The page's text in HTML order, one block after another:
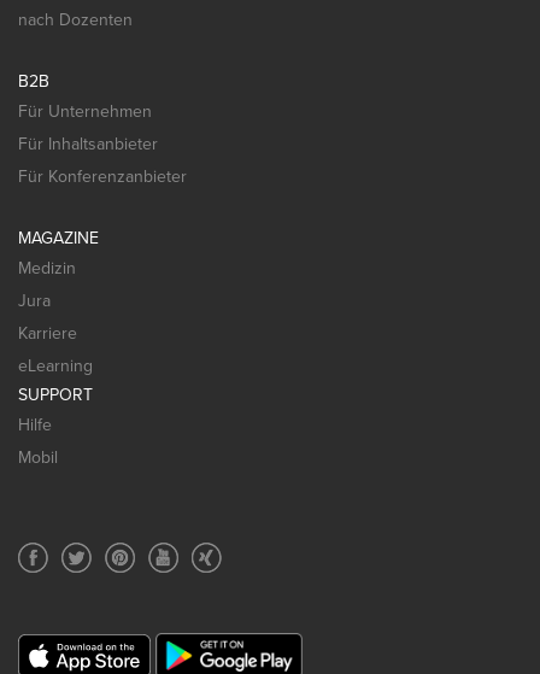
nach Dozenten
B2B
Für Unternehmen
Für Inhaltsanbieter
Für Konferenzanbieter
MAGAZINE
Medizin
Jura
Karriere
eLearning
SUPPORT
Hilfe
Mobil